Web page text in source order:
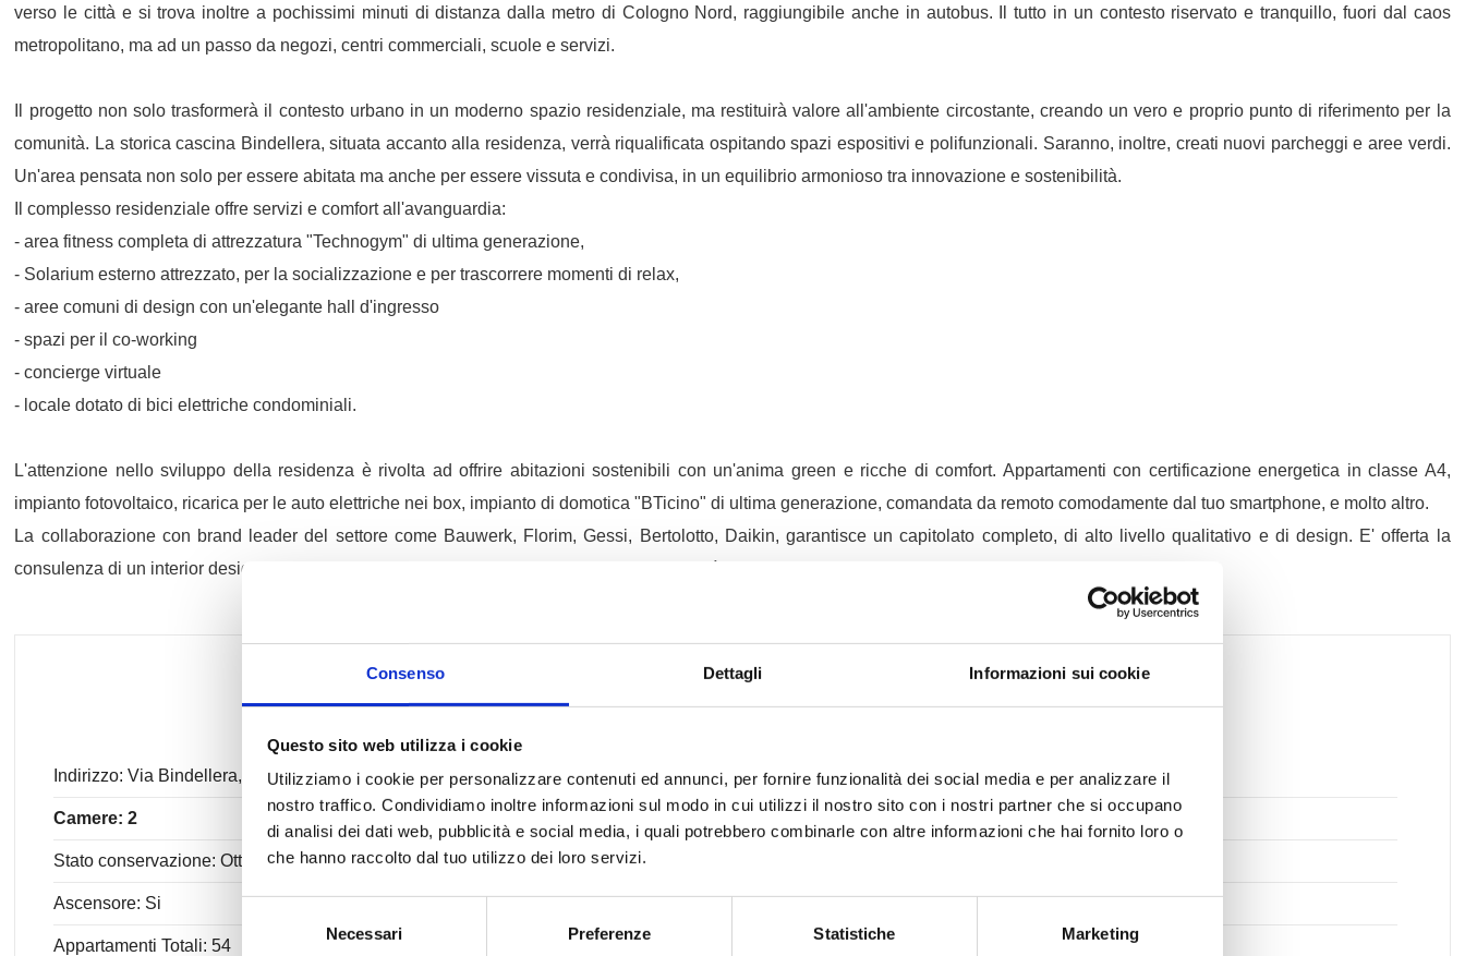
Consenso Dettagli Informazioni sui cookie
Questo sito web utilizza i cookie
Utilizziamo i cookie per personalizzare contenuti ed annunci, per fornire funzionalità dei social media e per analizzare il
nostro traffico. Condividiamo inoltre informazioni sul modo in cui utilizzi il nostro sito con i nostri partner che si occupano
di analisi dei dati web, pubblicità e social media, i quali potrebbero combinarle con altre informazioni che hai fornito loro o
che hanno raccolto dal tuo utilizzo dei loro servizi.
Necessari Preferenze Statistiche Marketing
verso le città e si trova inoltre a pochissimi minuti di distanza dalla metro di Cologno Nord, raggiungibile anche in autobus. Il tutto in un contesto riservato e tranquillo, fuori dal caos
metropolitano, ma ad un passo da negozi, centri commerciali, scuole e servizi.
Il progetto non solo trasformerà il contesto urbano in un moderno spazio residenziale, ma restituirà valore all'ambiente circostante, creando un vero e proprio punto di riferimento per la
comunità. La storica cascina Bindellera, situata accanto alla residenza, verrà riqualificata ospitando spazi espositivi e polifunzionali. Saranno, inoltre, creati nuovi parcheggi e aree verdi.
Un'area pensata non solo per essere abitata ma anche per essere vissuta e condivisa, in un equilibrio armonioso tra innovazione e sostenibilità.
Il complesso residenziale offre servizi e comfort all'avanguardia:
- area fitness completa di attrezzatura "Technogym" di ultima generazione,
- Solarium esterno attrezzato, per la socializzazione e per trascorrere momenti di relax,
- aree comuni di design con un'elegante hall d'ingresso
- spazi per il co-working
- concierge virtuale
- locale dotato di bici elettriche condominiali.
L'attenzione nello sviluppo della residenza è rivolta ad offrire abitazioni sostenibili con un'anima green e ricche di comfort. Appartamenti con certificazione energetica in classe A4,
impianto fotovoltaico, ricarica per le auto elettriche nei box, impianto di domotica "BTicino" di ultima generazione, comandata da remoto comodamente dal tuo smartphone, e molto altro.
La collaborazione con brand leader del settore come Bauwerk, Florim, Gessi, Bertolotto, Daikin, garantisce un capitolato completo, di alto livello qualitativo e di design. E' offerta la
consulenza di un interior designer per personalizzare lo spazio abitativo, garantendo qualità e benessere.
Caratteristiche
Indirizzo: Via Bindellera, snc Comune: Brugherio Totale mq: 120 mq
Camere: 2 Locali: 3
Stato conservazione: Ottimo Piano: 4
Ascensore: Si Assenza barriere architettoniche: Si Infissi: alluminio/doppio vetro
Appartamenti Totali: 54 Anno di costruzione: 2025 Stato attuale: In costruzione